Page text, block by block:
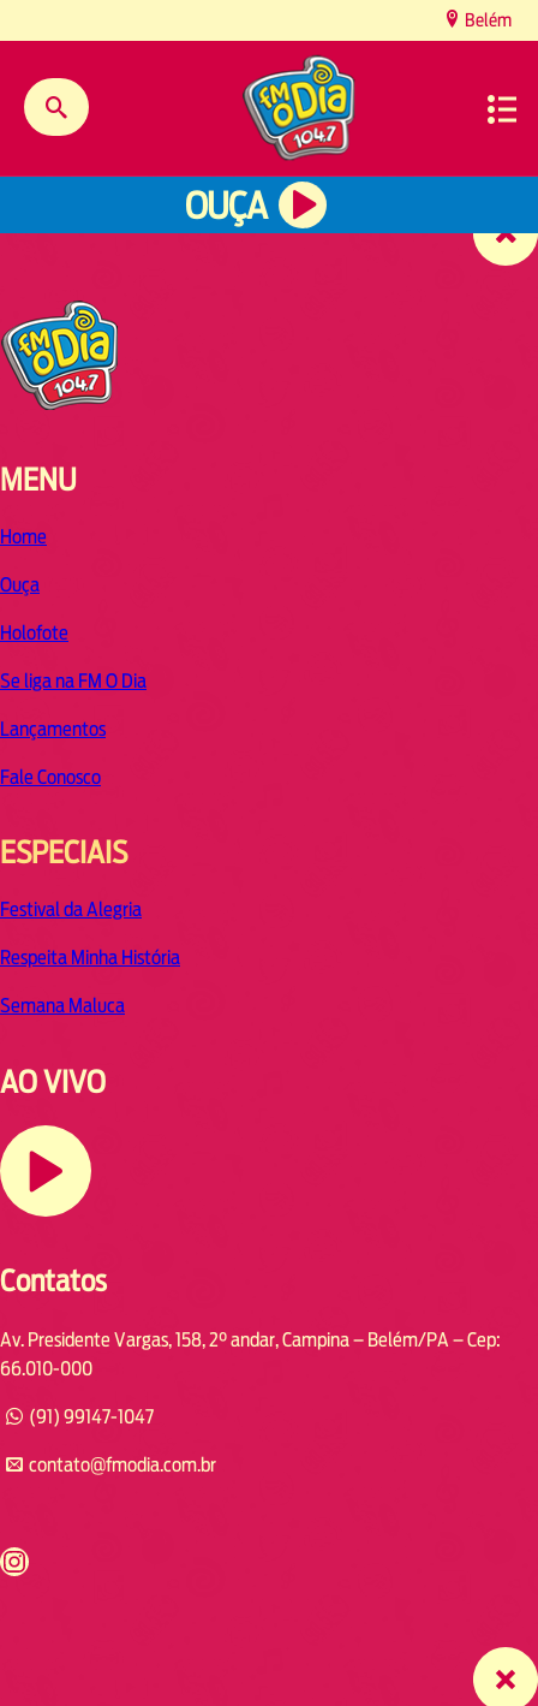
Belém
OUÇA
MENU
Home
Ouça
Holofote
Se liga na FM O Dia
Lançamentos
Fale Conosco
ESPECIAIS
Festival da Alegria
Respeita Minha História
Semana Maluca
AO VIVO
Contatos
Av. Presidente Vargas, 158, 2° andar, Campina – Belém/PA – Cep:
66.010-000
(91) 99147-1047
contato@fmodia.com.br
https://www.instagram.com/fmodia.cabofrio/